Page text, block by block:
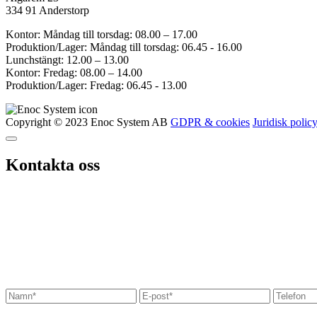
334 91 Anderstorp
Kontor: Måndag till torsdag: 08.00 – 17.00
Produktion/Lager: Måndag till torsdag: 06.45 - 16.00
Lunchstängt: 12.00 – 13.00
Kontor: Fredag: 08.00 – 14.00
Produktion/Lager: Fredag: 06.45 - 13.00
Copyright © 2023 Enoc System AB GDPR & cookies Juridisk policy
Kontakta oss